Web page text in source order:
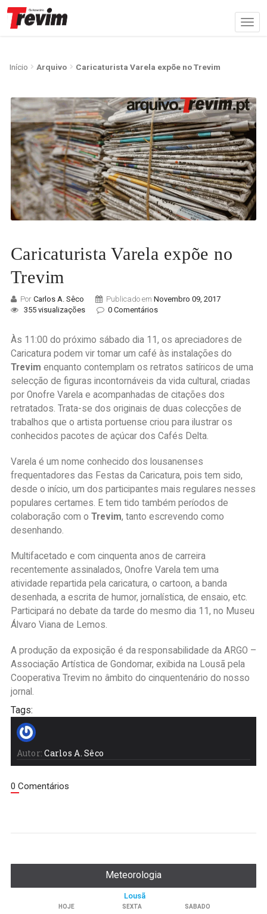
Início Arquivo Caricaturista Varela expõe no Trevim
Caricaturista Varela expõe no
Trevim
Por Carlos A. Sêco Publicado em Novembro 09, 2017
355 visualizações
0 Comentários
Às 11:00 do próximo sábado dia 11, os apreciadores de
Caricatura podem vir tomar um café às instalações do
Trevim enquanto contemplam os retratos satíricos de uma
selecção de figuras incontornáveis da vida cultural, criadas
por Onofre Varela e acompanhadas de citações dos
retratados. Trata-se dos originais de duas colecções de
trabalhos que o artista portuense criou para ilustrar os
conhecidos pacotes de açúcar dos Cafés Delta.
Varela é um nome conhecido dos lousanenses
frequentadores das Festas da Caricatura, pois tem sido,
desde o início, um dos participantes mais regulares nesses
populares certames. E tem tido também períodos de
colaboração com o Trevim, tanto escrevendo como
desenhando.
Multifacetado e com cinquenta anos de carreira
recentemente assinalados, Onofre Varela tem uma
atividade repartida pela caricatura, o cartoon, a banda
desenhada, a escrita de humor, jornalística, de ensaio, etc.
Participará no debate da tarde do mesmo dia 11, no Museu
Álvaro Viana de Lemos.
A produção da exposição é da responsabilidade da ARGO –
Associação Artística de Gondomar, exibida na Lousã pela
Cooperativa Trevim no âmbito do cinquentenário do nosso
jornal.
Tags:
Autor: Carlos A. Sêco
0 Comentários
Meteorologia